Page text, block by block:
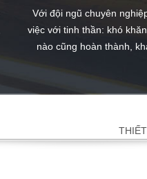
Với đội ngũ chuyên
việc với tinh thần: khó
nào cũng hoàn thành,